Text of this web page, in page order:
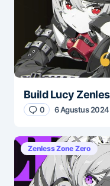
Build Lucy
0 6 Agustus 2024
Zenless Zone Zero